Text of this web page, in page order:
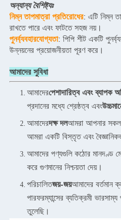
অন্যান্য বৈশিষ্ট্যঃ
নিম্ন তাপমাত্রা প্রতিরোধের: এটি নিম্ন
রাখতে পারে এবং ফাটতে সহজ নয়।
পুনর্ব্যবহারযোগ্যতা: পিপি শীট একটি
উন্নয়নের প্রয়োজনীয়তা পূরণ করে।
আমাদের সুবিধা
আমাদেরপেশাদারিত্ব এবং ব্যাপক
প্রদানের মধ্যে শ্রেষ্ঠত্ব এবং
আমাদেরদক্ষ দলআমরা আপনার সকল
আমরা একটি বিস্তৃত এবং
আমাদের পণ্যগুলি কঠোর মানদণ্ড
করে গুণমানের নিশ্চয়তা দেয়।
পরিচালিতজয়-জয়আমাদের বর্তমান
পারফরম্যান্সের ব্যতিক্রমী
তুলেছি।